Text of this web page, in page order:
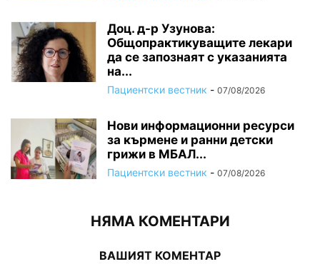
Доц. д-р Узунова:
Общопрактикуващите лекари
да се запознаят с указанията
на...
Пациентски вестник - 07/08/2026
Нови информационни ресурси
за кърмене и ранни детски
грижи в МБАЛ...
Пациентски вестник - 07/08/2026
НЯМА КОМЕНТАРИ
ВАШИЯТ КОМЕНТАР